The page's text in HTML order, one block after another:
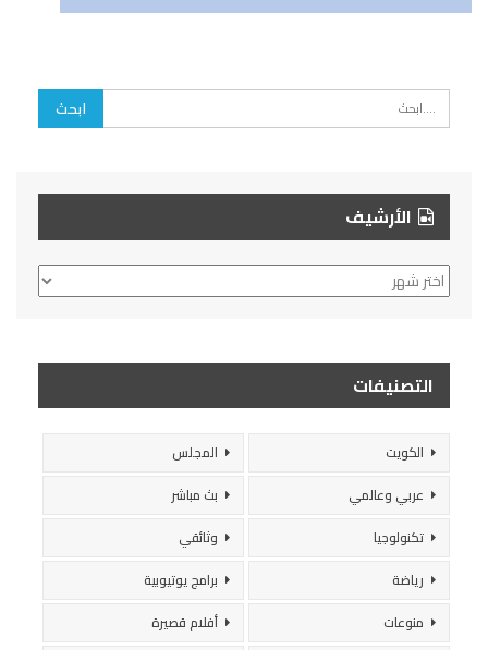
الأرشيف
الأرشيف
التصنيفات
الكويت
المجلس
عربي وعالمي
بث مباشر
تكنولوجيا
وثائقي
رياضة
برامج يوتيوبية
منوعات
أفلام قصيرة